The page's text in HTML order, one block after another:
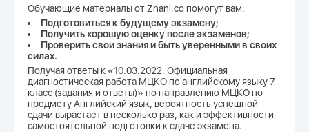
Обучающие материалы от Znani.co помогут вам:
Подготовиться к будущему экзамену;
Получить хорошую оценку после экзаменов;
Проверить свои знания и быть уверенными в своих
силах.
Получая ответы к «10.03.2022. Официальная
диагностическая работа МЦКО по английскому языку 7
класс (задания и ответы)» по направлению МЦКО по
предмету Английский язык, вероятность успешной
сдачи вырастает в несколько раз, как и эффективности
самостоятельной подготовки к сдаче экзамена.